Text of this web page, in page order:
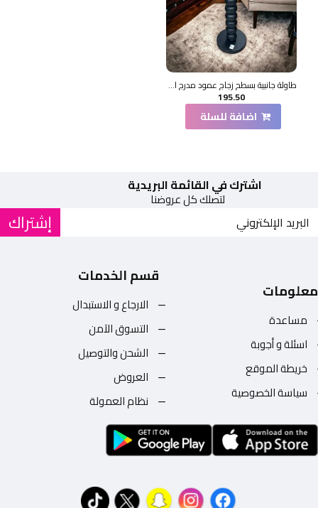
طاولة جانبية بسطح زجاج عمود مدرج اسود 35×35×75سم
195.50
اضافة للسلة
اشترك في القائمة البريدية
لتصلك كل عروضنا
إشتراك
معلومات
مساعدة
اسئلة و أجوبة
خريطة الموقع
سياسة الخصوصية
قسم الخدمات
الارجاع و الاستبدال
التسوق الآمن
الشحن والتوصيل
العروض
نظام العمولة